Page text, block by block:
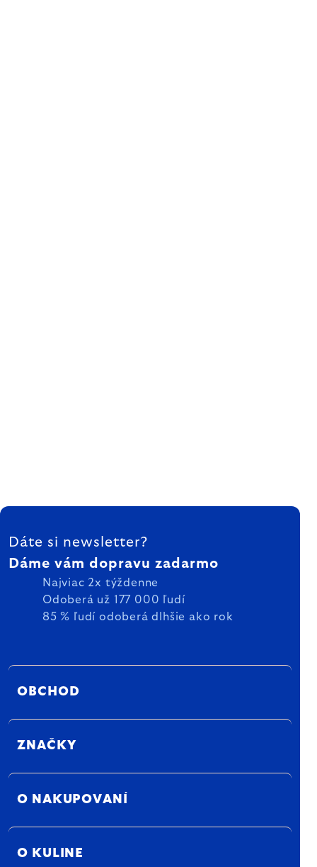
ZÁPÄTIE
Dáte si newsletter?
Dáme vám dopravu zadarmo
Najviac 2x týždenne
Odoberá už 177 000 ľudí
85 % ľudí odoberá dlhšie ako rok
OBCHOD
ZNAČKY
O NAKUPOVANÍ
O KULINE